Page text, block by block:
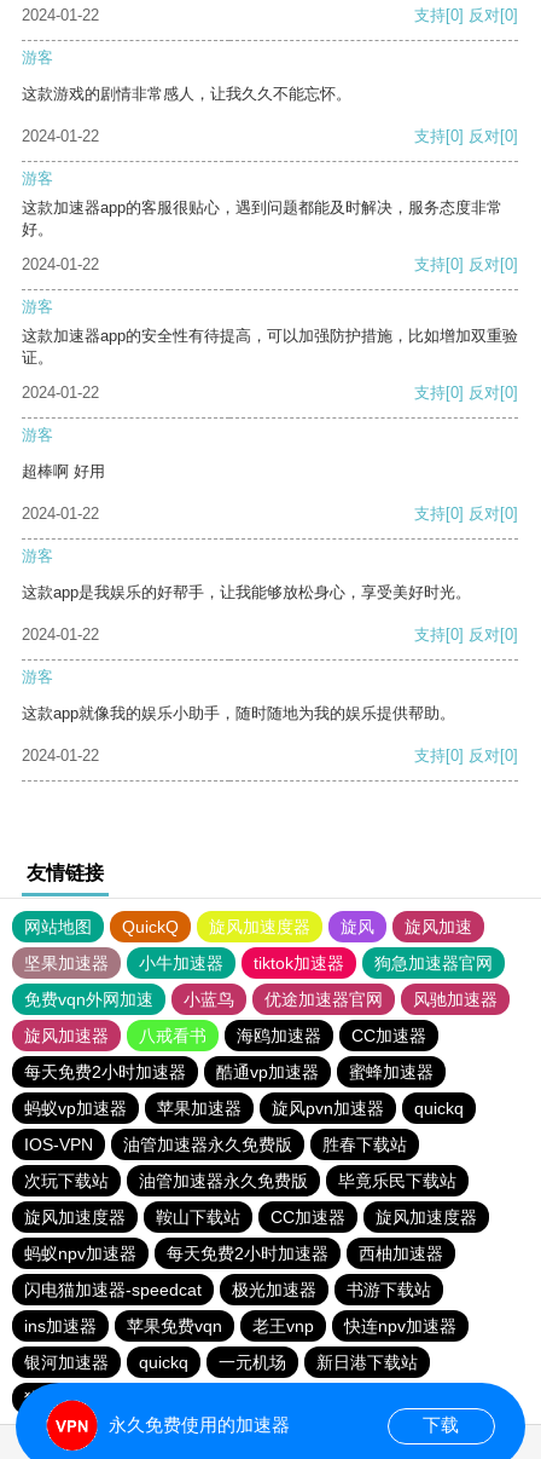
2024-01-22
支持[0] 反对[0]
游客
这款游戏的剧情非常感人，让我久久不能忘怀。
2024-01-22 支持[0] 反对[0]
游客
这款加速器app的客服很贴心，遇到问题都能及时解决，服务态度非常
好。
2024-01-22
支持[0] 反对[0]
游客
这款加速器app的安全性有待提高，可以加强防护措施，比如增加双重验
证。
2024-01-22
支持[0] 反对[0]
游客
超棒啊 好用
2024-01-22 支持[0] 反对[0]
游客
这款app是我娱乐的好帮手，让我能够放松身心，享受美好时光。
2024-01-22 支持[0] 反对[0]
游客
这款app就像我的娱乐小助手，随时随地为我的娱乐提供帮助。
2024-01-22 支持[0] 反对[0]
友情链接
网站地图 QuickQ 旋风加速度器 旋风
旋风加速
坚果加速器
小牛加速器 tiktok加速器
狗急加速器官网
免费vqn外网加速
小蓝鸟 优途加速器官网
风驰加速器
旋风加速器
八戒看书 海鸥加速器
CC加速器
每天免费2小时加速器
酷通vp加速器
蜜蜂加速器
蚂蚁vp加速器
苹果加速器 旋风pvn加速器
quickq
IOS-VPN
油管加速器永久免费版
胜春下载站
次玩下载站
油管加速器永久免费版
毕竟乐民下载站
旋风加速度器
鞍山下载站 CC加速器
旋风加速度器
蚂蚁npv加速器
每天免费2小时加速器
西柚加速器
闪电猫加速器-speedcat
极光加速器
书游下载站
ins加速器
苹果免费vqn 老王vnp
快连npv加速器
银河加速器
quickq 一元机场
新日港下载站
猎豹加速器
永久免费使用的加速器 下载